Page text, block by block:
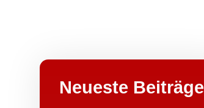
Neueste Beiträge